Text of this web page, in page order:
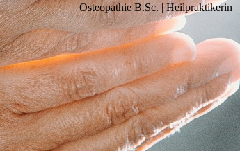
Osteopathie B.Sc. | Heilpraktikerin